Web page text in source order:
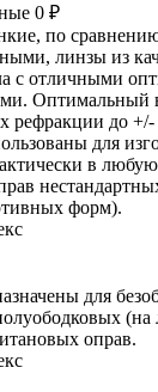
0 ₽
по
линзы из
с отличными
Оптимальный
рефракции до
для
в
форм).
для
(на
оправ.